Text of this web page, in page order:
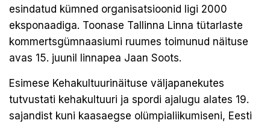
esindatud kümned organisatsioonid ligi 2000
eksponaadiga. Toonase Tallinna Linna tütarlaste
kommertsgümnaasiumi ruumes toimunud näituse
avas 15. juunil linnapea Jaan Soots.
Esimese Kehakultuurinäituse väljapanekutes
tutvustati kehakultuuri ja spordi ajalugu alates 19.
sajandist kuni kaasaegse olümpialiikumiseni, Eesti